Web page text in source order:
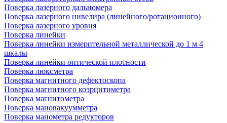
Поверка лазерного дальномера
Поверка лазерного нивелира (линейного/ротационного)
Поверка лазерного уровня
Поверка линейки
Поверка линейки измерительной металлической до 1 м 4
шкалы
Поверка линейки оптической плотности
Поверка люксметра
Поверка магнитного дефектоскопа
Поверка магнитного коэрцитиметра
Поверка магнитометра
Поверка мановакуумметра
Поверка манометра редукторов